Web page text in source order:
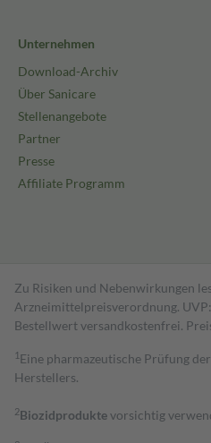
Unternehmen
Download-Archiv
Über Sanicare
Stellenangebote
Partner
Presse
Affiliate Programm
Zu Risiken und Nebenwirkungen
Arzneimittelpreisverordnung.
Bestell­wert versand­kosten­frei.
1 Eine pharmazeutische Prüfung
Herstellers.
2Biozidproduktevorsichtig